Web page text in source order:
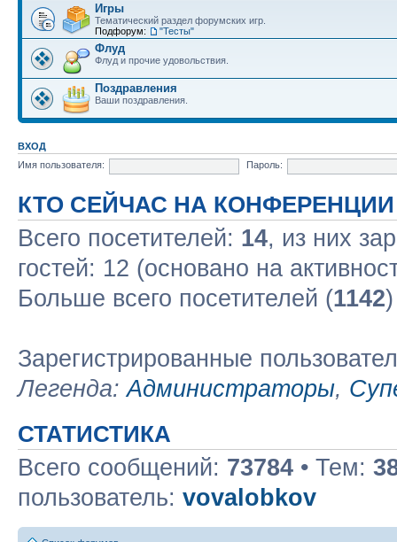
Игры
Тематический раздел форумских игр.
Подфорум:
"Тесты"
Флуд
Флуд и прочие удовольствия.
Поздравления
Ваши поздравления.
ВХОД
Имя пользователя:
Пароль:
КТО СЕЙЧАС НА КОНФЕРЕНЦИИ
Всего посетителей: 14, из них
гостей: 12 (основано на
Больше всего посетителей (1142
Зарегистрированные
Легенда:Администраторы,
СТАТИСТИКА
Всего сообщений: 73784 • Тем:
пользователь: vovalobkov